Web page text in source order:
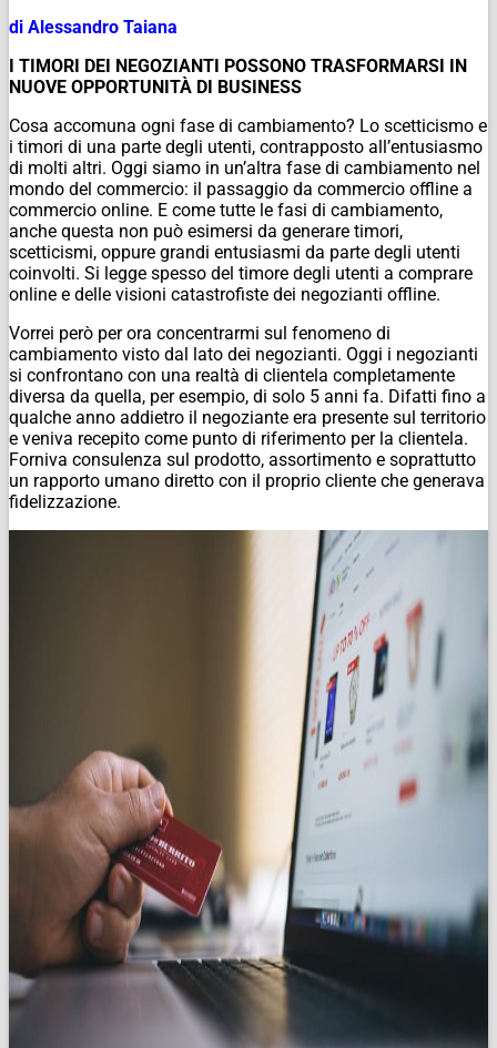
di Alessandro Taiana
I TIMORI DEI NEGOZIANTI POSSONO TRASFORMARSI IN
NUOVE OPPORTUNITÀ DI BUSINESS
Cosa accomuna ogni fase di cambiamento? Lo scetticismo e
i timori di una parte degli utenti, contrapposto all’entusiasmo
di molti altri. Oggi siamo in un’altra fase di cambiamento nel
mondo del commercio: il passaggio da commercio offline a
commercio online. E come tutte le fasi di cambiamento,
anche questa non può esimersi da generare timori,
scetticismi, oppure grandi entusiasmi da parte degli utenti
coinvolti. Si legge spesso del timore degli utenti a comprare
online e delle visioni catastrofiste dei negozianti offline.
Vorrei però per ora concentrarmi sul fenomeno di
cambiamento visto dal lato dei negozianti. Oggi i negozianti
si confrontano con una realtà di clientela completamente
diversa da quella, per esempio, di solo 5 anni fa. Difatti fino a
qualche anno addietro il negoziante era presente sul territorio
e veniva recepito come punto di riferimento per la clientela.
Forniva consulenza sul prodotto, assortimento e soprattutto
un rapporto umano diretto con il proprio cliente che generava
fidelizzazione.